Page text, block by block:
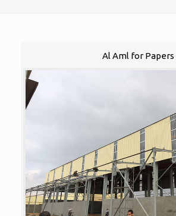
Al Aml for Papers